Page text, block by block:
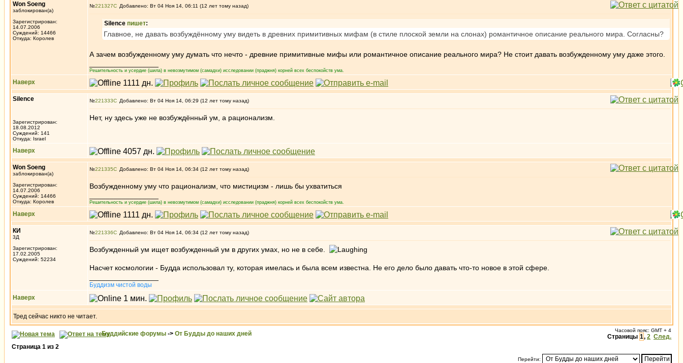
Won Soeng
заблокирован(а)
Зарегистрирован:
14.07.2006
Суждений: 14466
Откуда: Королев
№221327 Добавлено: Вт 04 Ноя 14, 06:11 (12 лет тому назад)
Silence пишет:
Главное, не давать возбуждённому уму видеть в древних примитивных мифам (в стиле плоской земли на слонах) романтичное описание реального мира. Согласны?
А зачем возбужденному уму думать что нечто - древние примитивные мифы или романтичное описание реального мира? Не стоит давать возбужденному уму даже этого.
Решительность и усердие (шила) в невозмутимом (самадхи) исследовании (праджня) корней всех беспокойств ума.
Наверх
Silence
Зарегистрирован:
18.08.2012
Суждений: 141
Откуда: Israel
№221333 Добавлено: Вт 04 Ноя 14, 06:29 (12 лет тому назад)
Нет, ну здесь уже не возбуждённый ум, а рационализм.
Наверх
Won Soeng
заблокирован(а)
Зарегистрирован:
14.07.2006
Суждений: 14466
Откуда: Королев
№221335 Добавлено: Вт 04 Ноя 14, 06:34 (12 лет тому назад)
Возбужденному уму что рационализм, что мистицизм - лишь бы ухватиться
Решительность и усердие (шила) в невозмутимом (самадхи) исследовании (праджня) корней всех беспокойств ума.
Наверх
КИ
3Д
Зарегистрирован:
17.02.2005
Суждений: 52234
№221336 Добавлено: Вт 04 Ноя 14, 06:34 (12 лет тому назад)
Возбужденный ум ищет возбужденный ум в других умах, но не в себе.
Насчет космологии - Будда использовал ту, которая имелась и была всем известна. Не его дело было давать что-то новое в этой сфере.
Буддизм чистой воды
Наверх
Тред сейчас никто не читает.
Буддийские форумы -> От Будды до наших дней Часовой пояс: GMT + 4
Страницы 1, 2 След.
Страница 1 из 2
Перейти: